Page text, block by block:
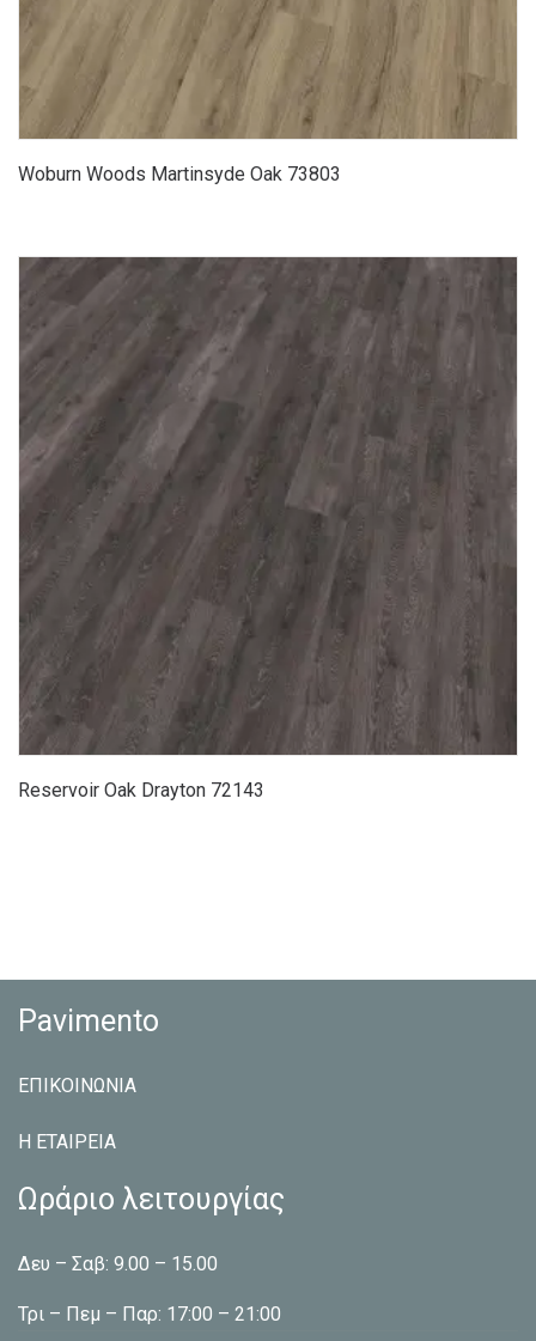
Woburn Woods Martinsyde Oak 73803
Reservoir Oak Drayton 72143
Pavimento
ΕΠΙΚΟΙΝΩΝΙΑ
Η ΕΤΑΙΡEΙΑ
Ωράριο λειτουργίας
Δευ – Σαβ: 9.00 – 15.00
Τρι – Πεμ – Παρ: 17:00 – 21:00